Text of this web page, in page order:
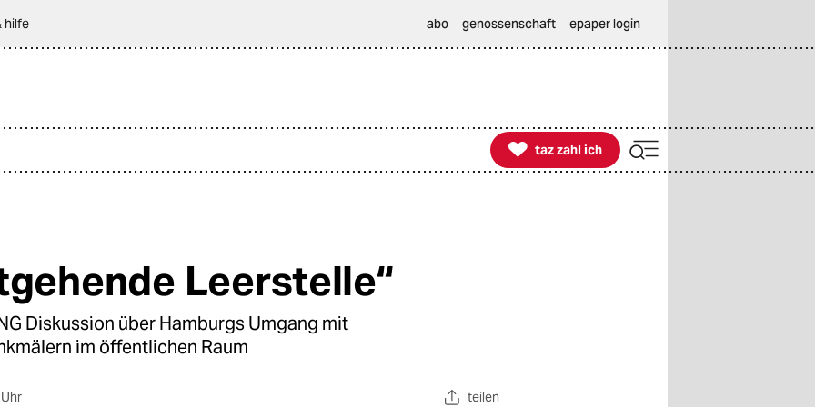
hilfe abo genossenschaft epaper login

taz zahl ich
taz zahl ich
Leerstelle“
Diskussion über Hamburgs Umgang mit
im öffentlichen Raum
teilen